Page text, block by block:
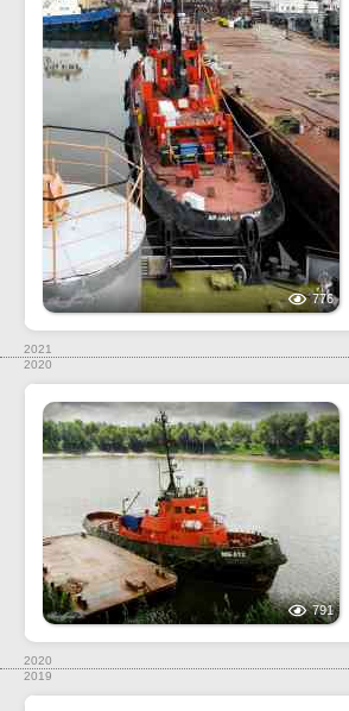
776
2021
2020
791
2020
2019